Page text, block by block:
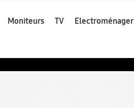
Moniteurs TV Electroménager